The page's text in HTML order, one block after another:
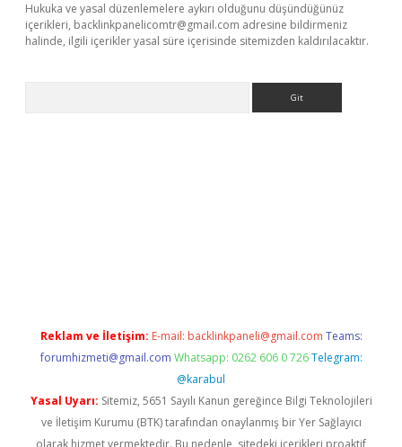
Hukuka ve yasal düzenlemelere aykırı olduğunu düşündüğünüz
içerikleri, backlinkpanelicomtr@gmail.com adresine bildirmeniz
halinde, ilgili içerikler yasal süre içerisinde sitemizden kaldırılacaktır.
Reklam ve İletişim: E-mail: backlinkpaneli@gmail.com Teams:
forumhizmeti@gmail.com Whatsapp: 0262 606 0 726 Telegram:
@karabul
Yasal Uyarı: Sitemiz, 5651 Sayılı Kanun gereğince Bilgi Teknolojileri
ve İletişim Kurumu (BTK) tarafından onaylanmış bir Yer Sağlayıcı
olarak hizmet vermektedir. Bu nedenle, sitedeki içerikleri proaktif